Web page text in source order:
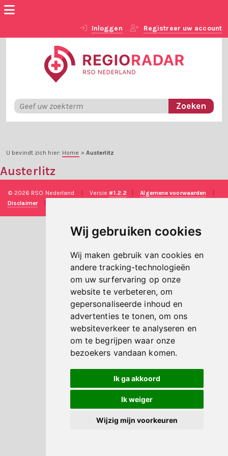
Wij gebruiken cookies
Wij maken gebruik van cookies en
andere tracking-technologieën
om uw surfervaring op onze
website te verbeteren, om
gepersonaliseerde inhoud en
advertenties te tonen, om ons
websiteverkeer te analyseren en
om te begrijpen waar onze
bezoekers vandaan komen.
Ik ga akkoord
Ik weiger
Wijzig mijn voorkeuren
Inloggen Registreer uw account
U bevindt zich hier: Home » Austerlitz
Austerlitz
© 2026 RSO Nederland Versie#1.2.2 Algemene voorwaarden
Disclaimer